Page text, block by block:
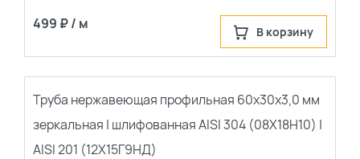
499 ₽ / м В корзину
Труба нержавеющая профильная 60х30х3,0 мм
зеркальная | шлифованная AISI 304 (08Х18Н10) |
AISI 201 (12Х15Г9НД)